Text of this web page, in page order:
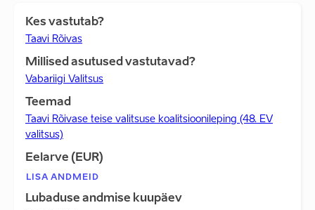
Kes vastutab?
Taavi Rõivas
Millised asutused vastutavad?
Vabariigi Valitsus
Teemad
Taavi Rõivase teise valitsuse koalitsioonileping (48. EV
valitsus)
Eelarve (EUR)
LISA ANDMEID
Lubaduse andmise kuupäev